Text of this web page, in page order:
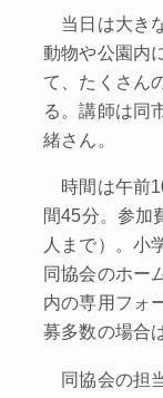
当日は大き
動物や公園内
て、たくさん
る。講師は同
緒さん。
時間は午前
間45分。参加
人まで）。小
同協会のホー
内の専用フォ
募多数の場合
同協会の担